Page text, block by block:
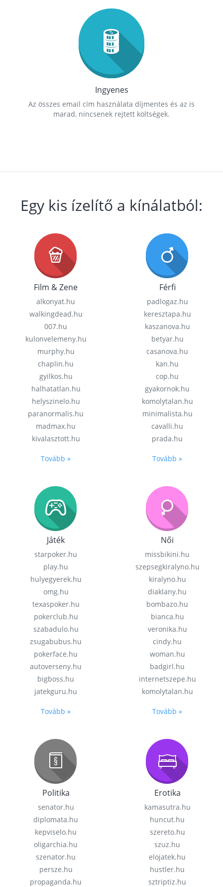
Ingyenes
Az összes email cím használata díjmentes és az is
marad, nincsenek rejtett költségek.
Egy kis ízelítő a kínálatból:
Film & Zene
alkonyat.hu
walkingdead.hu
007.hu
kulonvelemeny.hu
murphy.hu
chaplin.hu
gyilkos.hu
halhatatlan.hu
helyszinelo.hu
paranormalis.hu
madmax.hu
kivalasztott.hu
Tovább »
Férfi
padlogaz.hu
keresztapa.hu
kaszanova.hu
betyar.hu
casanova.hu
kan.hu
cop.hu
gyakornok.hu
komolytalan.hu
minimalista.hu
cavalli.hu
prada.hu
Tovább »
Játék
starpoker.hu
play.hu
hulyegyerek.hu
omg.hu
texaspoker.hu
pokerclub.hu
szabadulo.hu
zsugabubus.hu
pokerface.hu
autoverseny.hu
bigboss.hu
jatekguru.hu
Tovább »
Női
missbikini.hu
szepsegkiralyno.hu
kiralyno.hu
diaklany.hu
bombazo.hu
bianca.hu
veronika.hu
cindy.hu
woman.hu
badgirl.hu
internetszepe.hu
komolytalan.hu
Tovább »
Politika
senator.hu
diplomata.hu
kepviselo.hu
oligarchia.hu
szenator.hu
persze.hu
propaganda.hu
Erotika
kamasutra.hu
huncut.hu
szereto.hu
szuz.hu
elojatek.hu
hustler.hu
sztriptiz.hu